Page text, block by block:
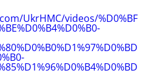
UkrHMC/videos/%D0%BF